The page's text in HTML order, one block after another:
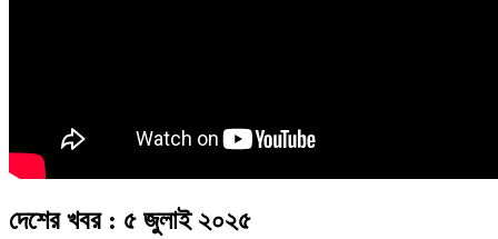
দেশের খবর : ৫ জুলাই ২০২৫